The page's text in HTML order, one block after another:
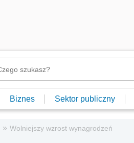
Biznes Sektor publiczny
» Wolniejszy wzrost wynagrodzeń